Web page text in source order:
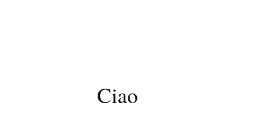
Ciao